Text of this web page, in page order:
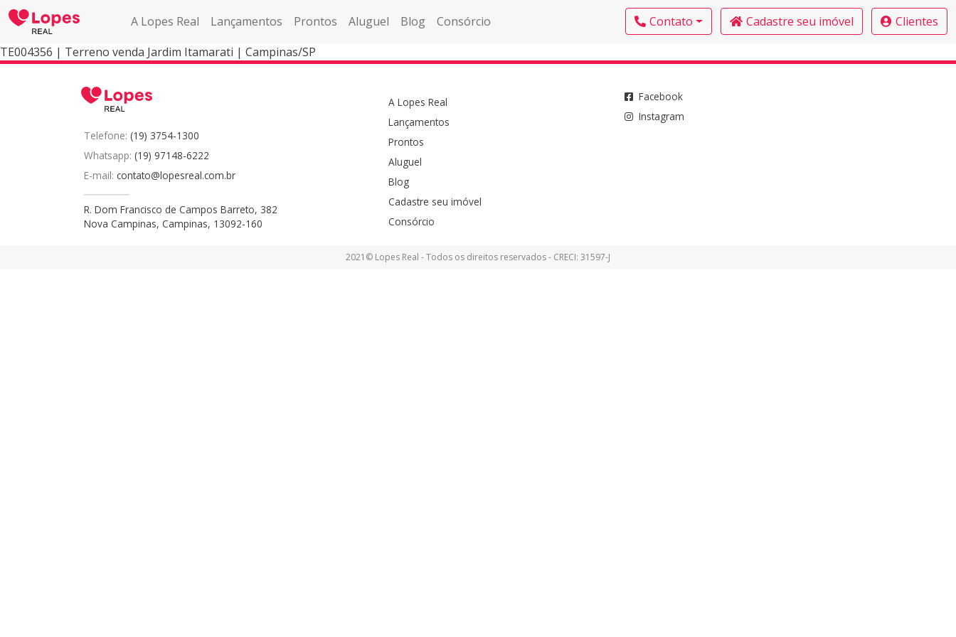
A Lopes Real Lançamentos Prontos Aluguel Blog Consórcio Contato Cadastre seu imóvel
Clientes
TE004356 | Terreno venda Jardim Itamarati | Campinas/SP
Telefone: (19) 3754-1300
Whatsapp: (19) 97148-6222
E-mail: contato@lopesreal.com.br
R. Dom Francisco de Campos Barreto, 382
Nova Campinas, Campinas, 13092-160
A Lopes Real
Lançamentos
Prontos
Aluguel
Blog
Cadastre seu imóvel
Consórcio
Facebook
Instagram
2021© Lopes Real - Todos os direitos reservados - CRECI: 31597-J